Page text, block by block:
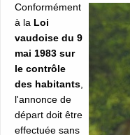
Conformément
à la Loi
vaudoise du 9
mai 1983 sur
le contrôle
des habitants
l'annonce de
départ doit être
effectuée sans